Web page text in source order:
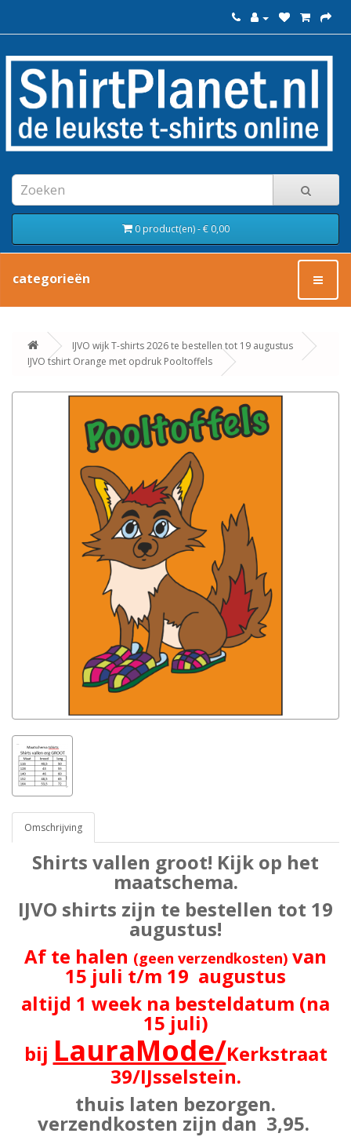
0 product(en) - € 0,00
categorieën
IJVO wijk T-shirts 2026 te bestellen tot 19 augustus
IJVO tshirt Orange met opdruk Pooltoffels
Omschrijving
Shirts vallen groot! Kijk op het
maatschema.
IJVO shirts zijn te bestellen tot 19
augustus!
Af te halen (geen verzendkosten) van
15 juli t/m 19 augustus
altijd 1 week na besteldatum (na
15 juli)
bij LauraMode/Kerkstraat
39/IJsselstein.
thuis laten bezorgen.
verzendkosten zijn dan 3,95.